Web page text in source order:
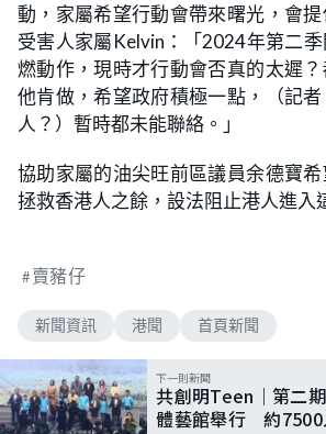
動，家屬希望行動會帶來曙光，會提
受害人家屬Kelvin：「2024年第二
燃動作，現時才行動會否真的太遲
他肯做，希望政府積極一點，（記
人？）暫時都未能聯絡。」
協助家屬的油尖旺前區議員余德寶
拯救香港人之餘，設法阻止港人進入
賣豬仔
新聞資訊 港聞 首頁新聞
下一則新聞
共創明Teen｜第二
體藝館舉行 約7500